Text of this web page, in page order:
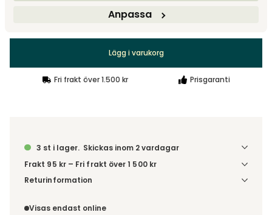
Anpassa
1 375 kr
Lägg i varukorg
Fri frakt över 1.500 kr Prisgaranti
3 st i lager. Skickas inom 2 vardagar
Frakt 95 kr – Fri frakt över 1 500 kr
Denna vara skickas till ett ombud. Du väljer själv i kassan
till. Du blir aviserad när din order finns att hämta. Beställs
Returinformation
order, enligtdistansavtalslagen.
Visas endast online